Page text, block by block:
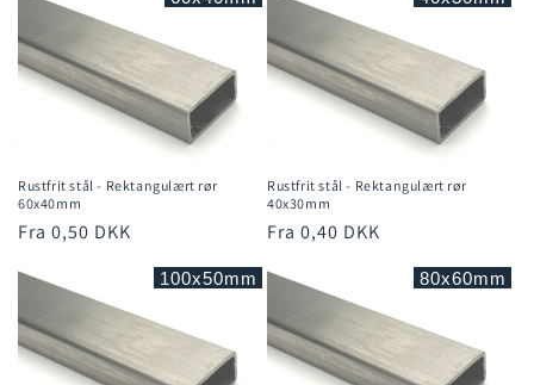
Rustfrit stål - Rektangulært rør
60x40mm
Normalpris
Fra 0,50 DKK
Rustfrit stål - Rektangulært rør
40x30mm
Normalpris
Fra 0,40 DKK
100x50mm 80x60mm